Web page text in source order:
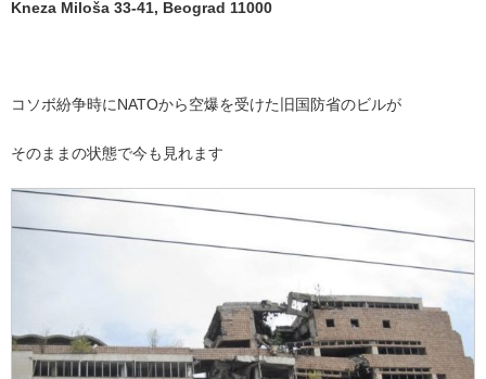
Kneza Miloša 33-41, Beograd 11000
コソボ紛争時にNATOから空爆を受けた旧国防省のビルが
そのままの状態で今も見れます